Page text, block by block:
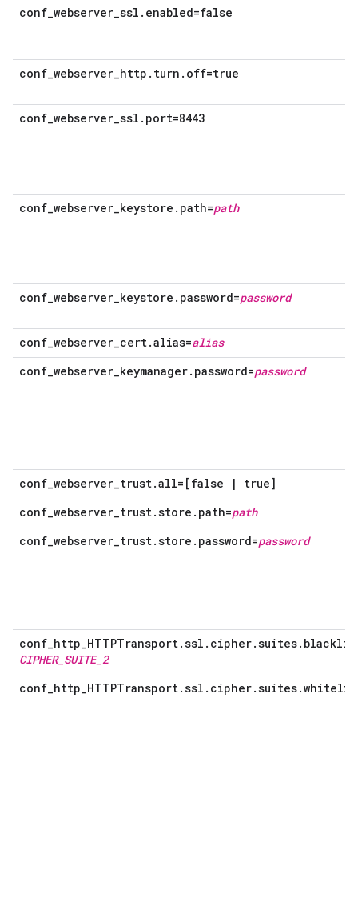
conf_webserver_ssl.enabled=false
conf_webserver_http.turn.off=true
conf_webserver_ssl.port=8443
conf_webserver_keystore.path=path
conf_webserver_keystore.password=password
conf_webserver_cert.alias=alias
conf_webserver_keymanager.password=password
conf_webserver_trust.all=[false | true]
conf_webserver_trust.store.path=path
conf_webserver_trust.store.password=password
CIPHER_SUITE_2